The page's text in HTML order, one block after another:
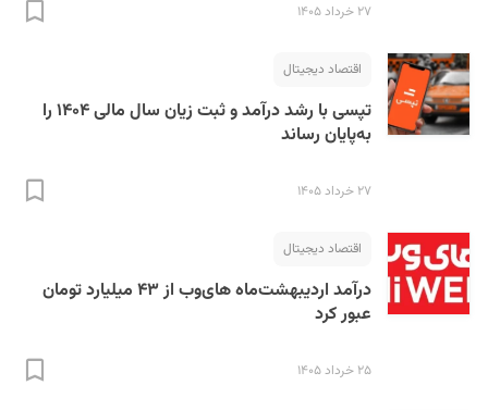
۲۷ خرداد ۱۴۰۵
اقتصاد دیجیتال
تپسی با رشد درآمد و ثبت زیان سال مالی ۱۴۰۴ را
به‌پایان رساند
۲۷ خرداد ۱۴۰۵
اقتصاد دیجیتال
درآمد اردیبهشت‌ماه های‌وب از ۴۳ میلیارد تومان
عبور کرد
۲۵ خرداد ۱۴۰۵